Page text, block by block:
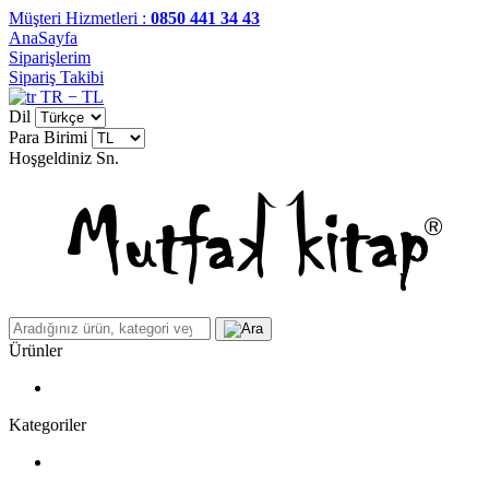
Müşteri Hizmetleri : 0850 441 34 43
AnaSayfa
Siparişlerim
Sipariş Takibi
TR − TL
Dil
Para Birimi
Hoşgeldiniz Sn.
Ürünler
Kategoriler